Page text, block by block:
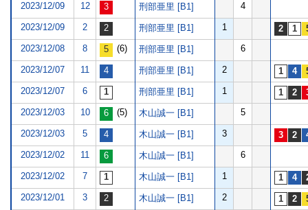
2023/12/09 12 刑部亜里 [B1] 4
2023/12/09 2 刑部亜里 [B1] 1
2023/12/08 8 (6) 刑部亜里 [B1] 6
2023/12/07 11 刑部亜里 [B1] 2
2023/12/07 6 刑部亜里 [B1] 1
2023/12/03 10 (5) 木山誠一 [B1] 5
2023/12/03 5 木山誠一 [B1] 3
2023/12/02 11 木山誠一 [B1] 6
2023/12/02 7 木山誠一 [B1] 1
2023/12/01 3 木山誠一 [B1] 2